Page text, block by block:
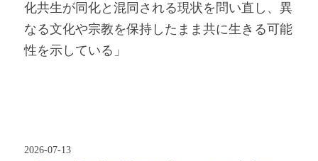
化共生が同化と混同される現状を問い直し、異
なる文化や宗教を保持したまま共に生きる可能
性を示している」
2026-07-13